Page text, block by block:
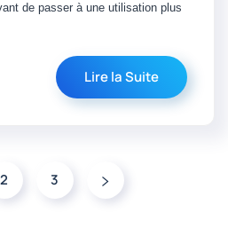
de passer à une utilisation plus
Lire la Suite
2 3